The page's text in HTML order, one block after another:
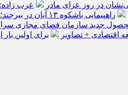
در روز عزای مادر
عرب زاده:
راهپیمایی باشکوه ۱۳ آبان در بیرجند؛ «متحد و استوار مقابل استکبار» + تصاویر
جدید سازمان فضای مجازی
اقتصادی + تصاویر برای اولین